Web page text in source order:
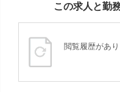
この求人と勤
閲覧履歴があ